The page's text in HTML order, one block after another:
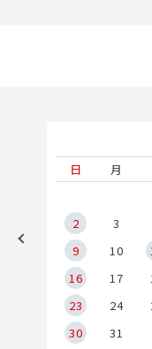
日
月
2
3
9
10
16
17
23
24
30
31